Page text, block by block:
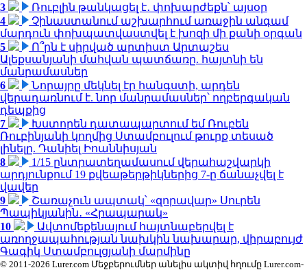
3
Ռուբլին թանկացել է․ փոխարժեքն՝ այսօր
4
Չինաստանում աշխարհում առաջին անգամ
մարդուն փոխպատվաստվել է խոզի մի քանի օրգան
5
Ո՞րն է սիրված արտիստ Արտաշես
Ալեքսանյանի մահվան պատճառը. հայտնի են
մանրամասներ
6
Նորայրը մեկնել էր հանգստի, արդեն
վերադառնում է. նոր մանրամասներ՝ ողբերգական
դեպքից
7
Խստորեն դատապարտում եմ Ռուբեն
Ռուբինյանի կողմից Ստամբուլում թուրք տեսած
լինելը. Դանիել Իոաննիսյան
8
1/15 ընտրատեղամասում վերահաշվարկի
արդյունքում 19 քվեաթերթիկներից 7-ը ճանաչվել է
վավեր
9
Շառաչուն ապտակ՝ «զորավար» Սուրեն
Պապիկյանին․ «Հրապարակ»
10
Ավտոմեքենայում հայտնաբերվել է
առողջապահության նախկին նախարար, վիրաբույժ
Գագիկ Ստամբուլցյանի մարմինը
© 2011-2026 Lurer.com Մեջբերումներ անելիս ակտիվ հղումը Lurer.com-